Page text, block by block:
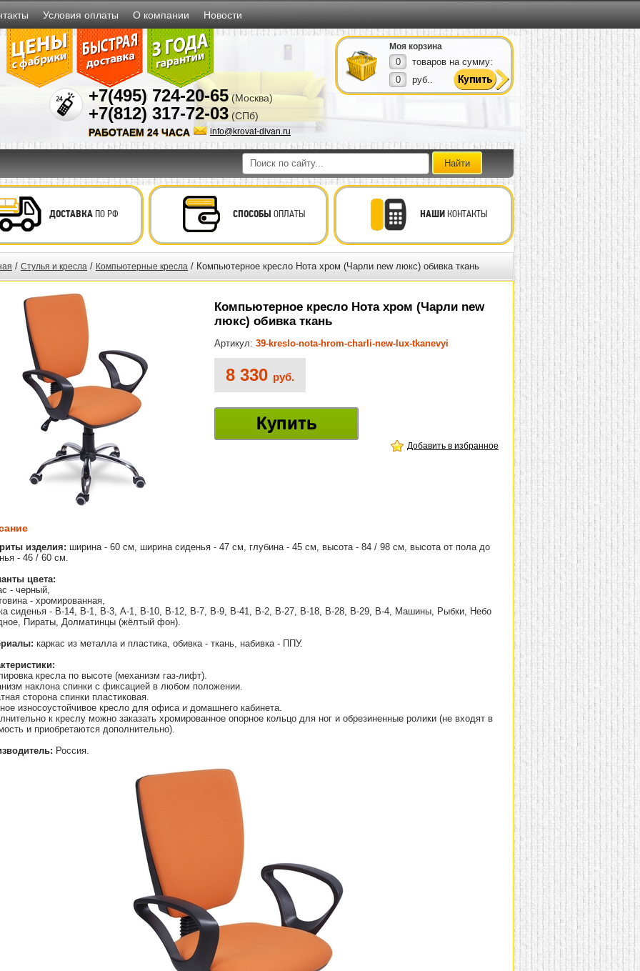
Условия оплаты О компании Новости
+7(495) 724-20-65 (Москва)
+7(812) 317-72-03 (СПб)
info@krovat-divan.ru
РАБОТАЕМ 24 ЧАСА
Моя корзина
0
товаров на сумму:
0
руб..
ДОСТАВКАПО РФ СПОСОБЫ ОПЛАТЫ НАШИКОНТАКТЫ
/ Стулья и кресла / Компьютерные кресла / Компьютерное кресло Нота хром (Чарли new люкс) обивка ткань
Компьютерное кресло Нота хром (Чарли new
люкс) обивка ткань
Артикул: 39-kreslo-nota-hrom-charli-new-lux-tkanevyi
8 330 руб.
Купить
Добавить в избранное
изделия: ширина - 60 см, ширина сиденья - 47 см, глубина - 45 см, высота - 84 / 98 см, высота от пола до
- 46 / 60 см.
цвета:
- черный,
- хромированная,
сиденья - В-14, В-1, В-3, А-1, В-10, В-12, В-7, В-9, В-41, В-2, В-27, В-18, В-28, В-29, В-4, Машины, Рыбки, Небо
Пираты, Долматинцы (жёлтый фон).
каркас из металла и пластика, обивка - ткань, набивка - ППУ.
кресла по высоте (механизм газ-лифт).
наклона спинки с фиксацией в любом положении.
сторона спинки пластиковая.
износоустойчивое кресло для офиса и домашнего кабинета.
к креслу можно заказать хромированное опорное кольцо для ног и обрезиненные ролики (не входят в
и приобретаются дополнительно).
Россия.